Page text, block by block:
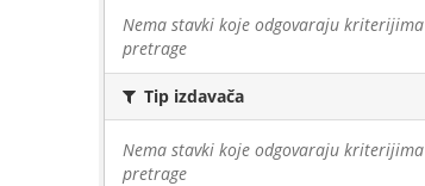
Nema stavki koje odgovaraju kriterijima
pretrage
Tip izdavača
Nema stavki koje odgovaraju kriterijima
pretrage